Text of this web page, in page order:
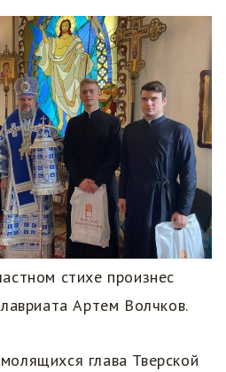
стихе произнес
Артем Волчков.
глава Тверской